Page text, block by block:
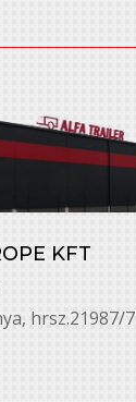
KFT
hrsz.21987/7